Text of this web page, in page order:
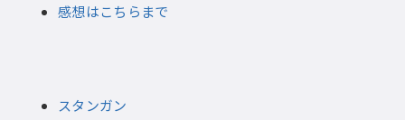
感想はこちらまで
スタンガン